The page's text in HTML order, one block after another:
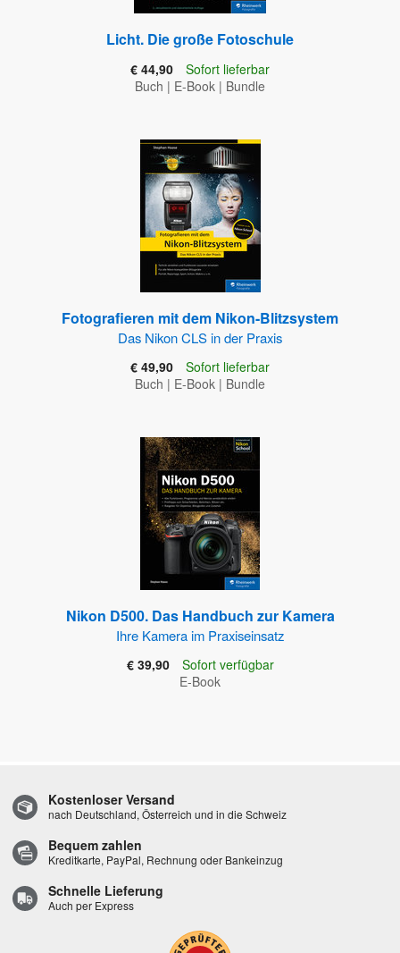
Licht. Die große Fotoschule
€ 44,90
Sofort lieferbar
Buch | E-Book | Bundle
Fotografieren mit dem Nikon-Blitzsystem
Das Nikon CLS in der Praxis
€ 49,90
Sofort lieferbar
Buch | E-Book | Bundle
Nikon D500. Das Handbuch zur Kamera
Ihre Kamera im Praxiseinsatz
€ 39,90
Sofort verfügbar
E-Book
Kostenloser Versand
nach Deutschland, Österreich und in die Schweiz
Bequem zahlen
Kreditkarte, PayPal, Rechnung oder Bankeinzug
Schnelle Lieferung
Auch per Express